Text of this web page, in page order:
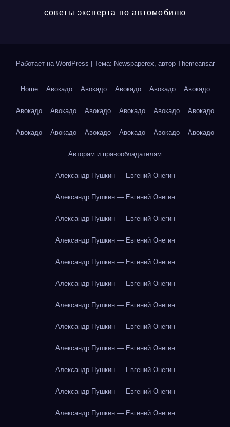
советы эксперта по автомобилю
Работает на WordPress Тема: Newspaperex, автор Themeansar
Home Авокадо Авокадо Авокадо Авокадо Авокадо
Авокадо Авокадо Авокадо Авокадо Авокадо Авокадо
Авокадо Авокадо Авокадо Авокадо Авокадо Авокадо
Авторам и правообладателям
Александр Пушкин — Евгений Онегин
Александр Пушкин — Евгений Онегин
Александр Пушкин — Евгений Онегин
Александр Пушкин — Евгений Онегин
Александр Пушкин — Евгений Онегин
Александр Пушкин — Евгений Онегин
Александр Пушкин — Евгений Онегин
Александр Пушкин — Евгений Онегин
Александр Пушкин — Евгений Онегин
Александр Пушкин — Евгений Онегин
Александр Пушкин — Евгений Онегин
Александр Пушкин — Евгений Онегин